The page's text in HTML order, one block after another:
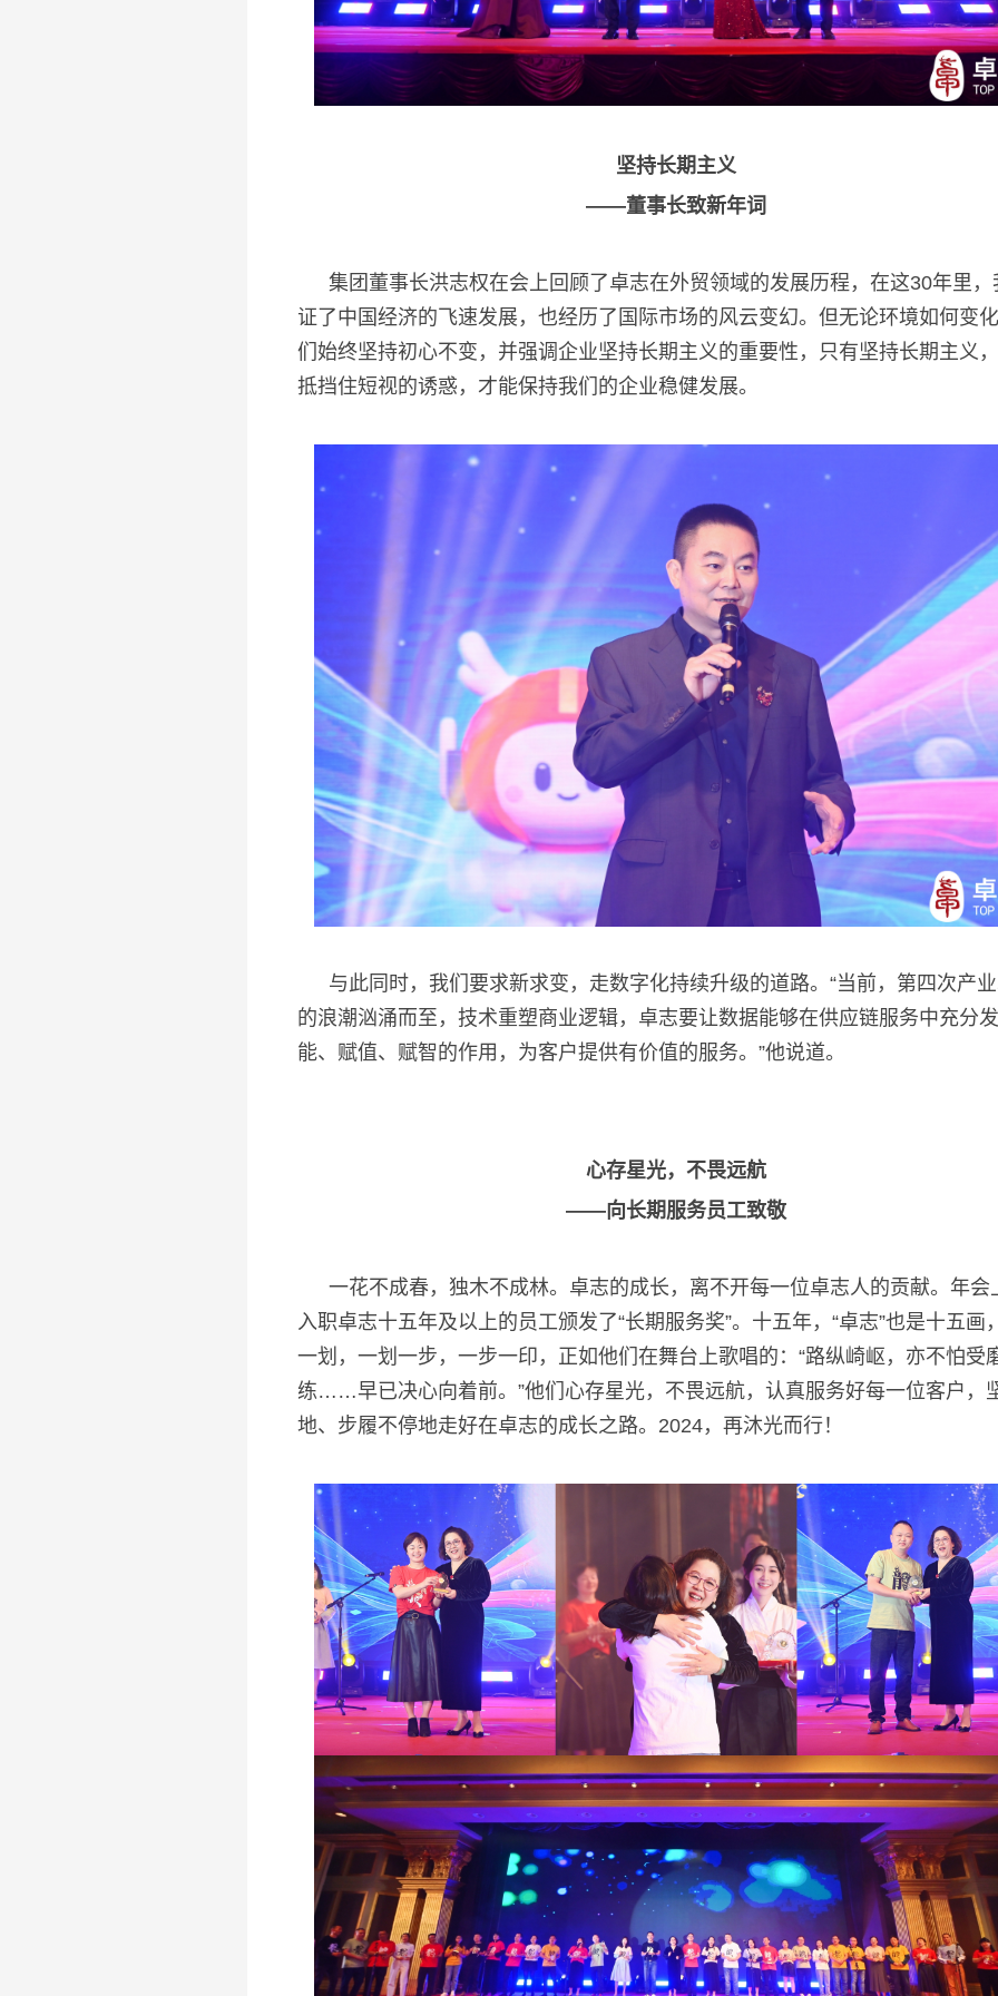
坚持长期主义
——董事长致新年词
集团董事长洪志权在会上回顾了卓志在外贸领域的发展历程，在这30年里，
证了中国经济的飞速发展，也经历了国际市场的风云变幻。但无论环境如何变
们始终坚持初心不变，并强调企业坚持长期主义的重要性，只有坚持长期主义
抵挡住短视的诱惑，才能保持我们的企业稳健发展。
与此同时，我们要求新求变，走数字化持续升级的道路。“当前，第四次产
的浪潮汹涌而至，技术重塑商业逻辑，卓志要让数据能够在供应链服务中充分
能、赋值、赋智的作用，为客户提供有价值的服务。”他说道。
心存星光，不畏远航
——向长期服务员工致敬
一花不成春，独木不成林。卓志的成长，离不开每一位卓志人的贡献。年会
入职卓志十五年及以上的员工颁发了“长期服务奖”。十五年，“卓志”也是十五画
一划，一划一步，一步一印，正如他们在舞台上歌唱的：“路纵崎岖，亦不怕受
练……早已决心向着前。”他们心存星光，不畏远航，认真服务好每一位客户，
地、步履不停地走好在卓志的成长之路。 2024，再沐光而行！